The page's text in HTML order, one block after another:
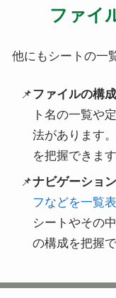
ファイ
他にもシートの一
ファイルの構成
ト名の一覧や
法があります
を把握できます
ナビゲーショ
フなどを一覧
シートやその
の構成を把握で